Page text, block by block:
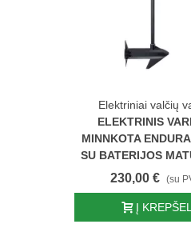
Elektriniai valčių
ELEKTRINIS
MINNKOTA
SU BATERIJOS
230,00 € (su
Į